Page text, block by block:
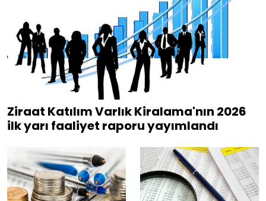
Ziraat Katılım Varlık Kiralama'nın 2026
ilk yarı faaliyet raporu yayımlandı